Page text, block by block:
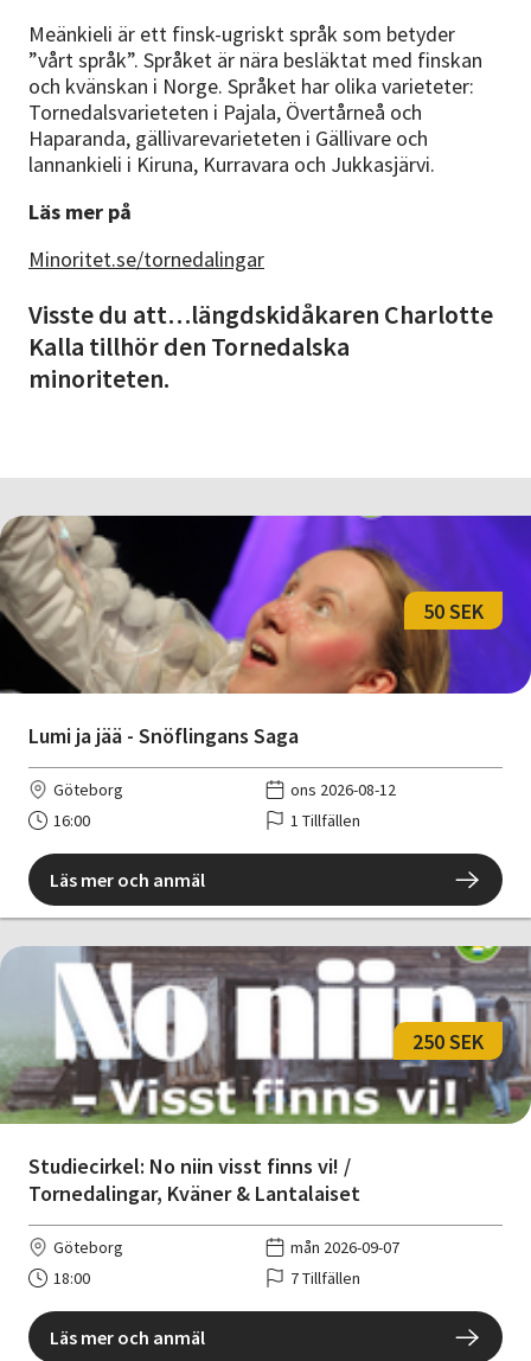
Meänkieli är ett finsk-ugriskt språk som betyder
”vårt språk”. Språket är nära besläktat med finskan
och kvänskan i Norge. Språket har olika varieteter:
Tornedalsvarieteten i Pajala, Övertårneå och
Haparanda, gällivarevarieteten i Gällivare och
lannankieli i Kiruna, Kurravara och Jukkasjärvi.
Läs mer på
Minoritet.se/tornedalingar
Visste du att…längdskidåkaren Charlotte
Kalla tillhör den Tornedalska
minoriteten.
Lumi ja jää - Snöflingans Saga
50 SEK
Göteborg
ons 2026-08-12
16:00
1 Tillfällen
Läs mer och anmäl
Studiecirkel: No niin visst finns vi! /
Tornedalingar, Kväner & Lantalaiset
250 SEK
Göteborg
mån 2026-09-07
18:00
7 Tillfällen
Läs mer och anmäl